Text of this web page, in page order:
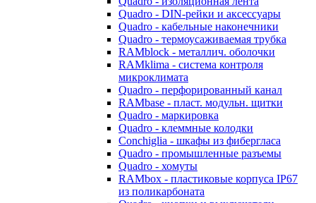
Quadro - DIN-рейки и аксессуары
Quadro - кабельные наконечники
Quadro - термоусаживаемая трубка
RAMblock - металлич. оболочки
RAMklima - система контроля
микроклимата
Quadro - перфорированный канал
RAMbase - пласт. модульн. щитки
Quadro - маркировка
Quadro - клеммные колодки
Conchiglia - шкафы из фибергласа
Quadro - промышленные разъемы
Quadro - хомуты
RAMbox - пластиковые корпуса IP67
из поликарбоната